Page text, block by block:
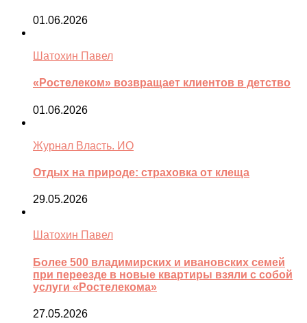
01.06.2026
Шатохин Павел
«Ростелеком» возвращает клиентов в детство
01.06.2026
Журнал Власть. ИО
Отдых на природе: страховка от клеща
29.05.2026
Шатохин Павел
Более 500 владимирских и ивановских семей
при переезде в новые квартиры взяли с собой
услуги «Ростелекома»
27.05.2026